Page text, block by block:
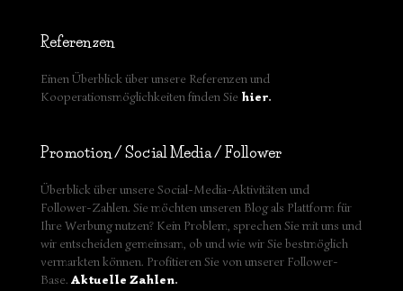
Referenzen
Einen Überblick über unsere Referenzen und
Kooperationsmöglichkeiten finden Sie hier.
Promotion / Social Media / Follower
Überblick über unsere Social-Media-Aktivitäten und
Follower-Zahlen. Sie möchten unseren Blog als Plattform für
Ihre Werbung nutzen? Kein Problem, sprechen Sie mit uns und
wir entscheiden gemeinsam, ob und wie wir Sie bestmöglich
vermarkten können. Profitieren Sie von unserer Follower-
Base. Aktuelle Zahlen.